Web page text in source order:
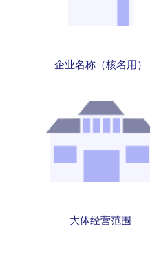
企业名称（核名用）
大体经营范围